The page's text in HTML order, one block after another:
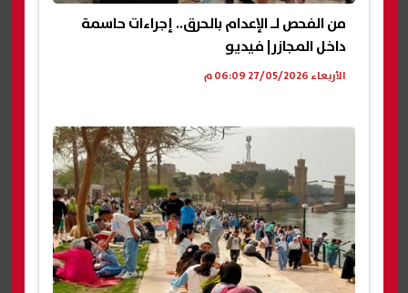
من الفحص لـ الإعدام بالحرق.. إجراءات حاسمة
داخل المجازر| فيديو
الأربعاء 27/05/2026 06:09 م